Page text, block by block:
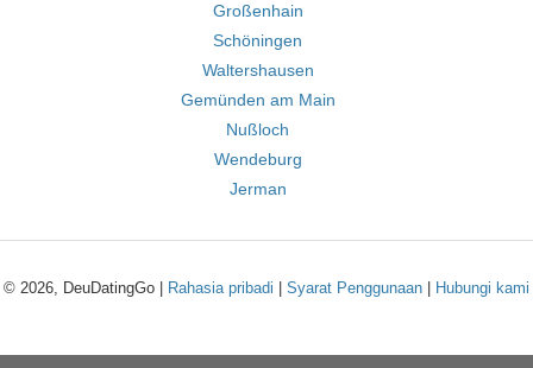
Großenhain
Schöningen
Waltershausen
Gemünden am Main
Nußloch
Wendeburg
Jerman
© 2026, DeuDatingGo | Rahasia pribadi Syarat Penggunaan Hubungi kami